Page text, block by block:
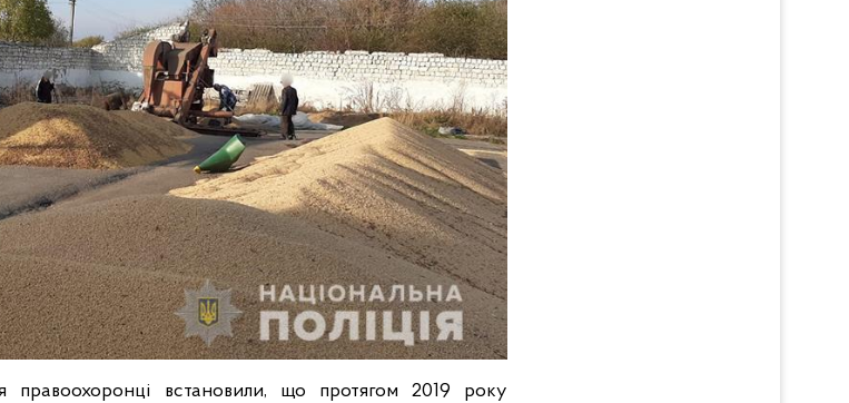
правоохоронці встановили, що протягом 2019 року